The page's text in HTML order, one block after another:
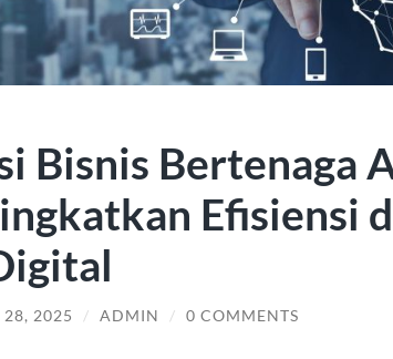
Bisnis Bertenaga
Efisiensi
28, 2025 / ADMIN / 0 COMMENTS